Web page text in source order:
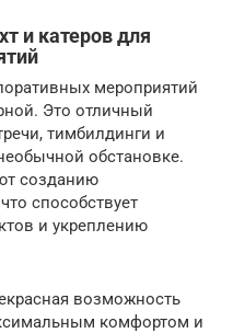
и катеров для
мероприятий
Это отличный
тимбилдинги и
обстановке.
созданию
способствует
и укреплению
возможность
комфортом и